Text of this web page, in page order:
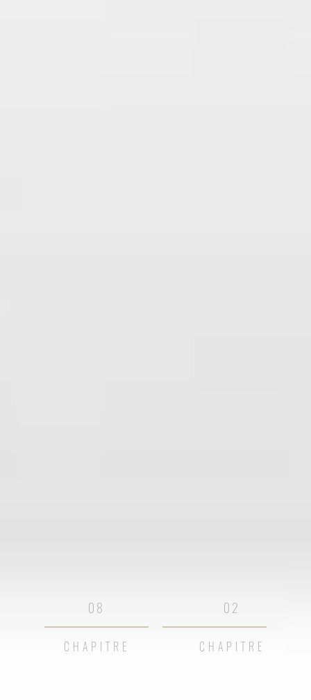
08
CHAPITRE
02
CHAPITRE